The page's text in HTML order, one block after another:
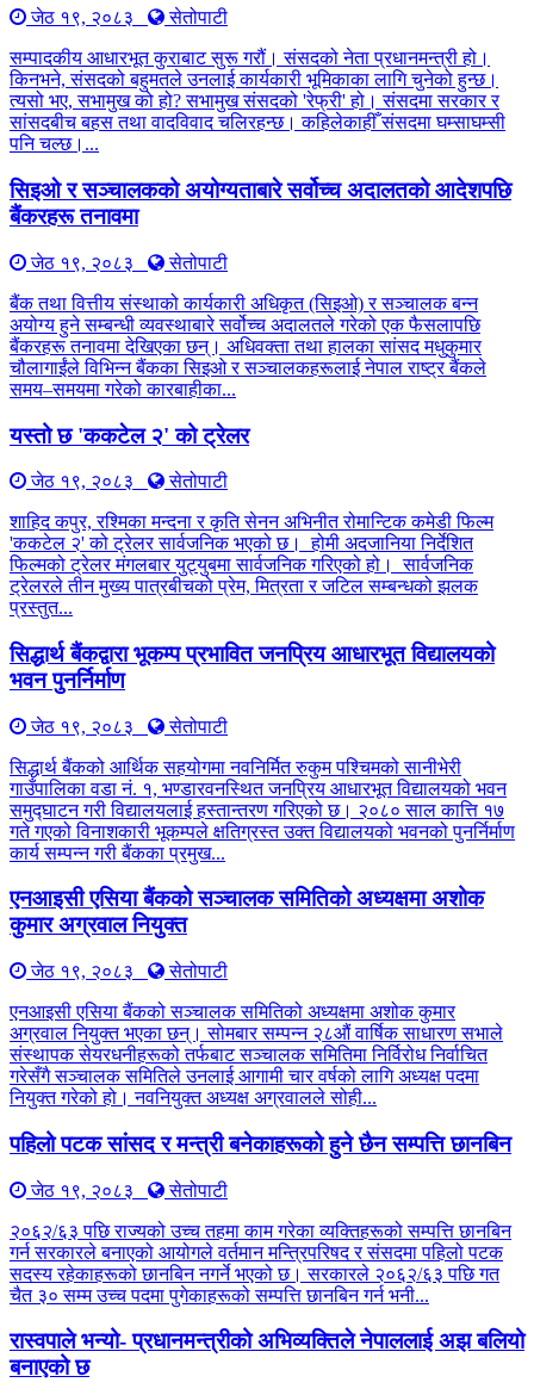
जेठ १९, २०८३
सेतोपाटी
सम्पादकीय आधारभूत कुराबाट सुरू गरौं। संसदको नेता प्रधानमन्त्री हो।
किनभने, संसदको बहुमतले उनलाई कार्यकारी भूमिकाका लागि चुनेको हुन्छ।
त्यसो भए, सभामुख को हो? सभामुख संसदको 'रेफ्री' हो। संसदमा सरकार र
सांसदबीच बहस तथा वादविवाद चलिरहन्छ। कहिलेकाहीँ संसदमा घम्साघम्सी
पनि चल्छ।...
सिइओ र सञ्चालकको अयोग्यताबारे सर्वोच्च अदालतको आदेशपछि
बैंकरहरू तनावमा
जेठ १९, २०८३
सेतोपाटी
बैंक तथा वित्तीय संस्थाको कार्यकारी अधिकृत (सिइओ) र सञ्चालक बन्न
अयोग्य हुने सम्बन्धी व्यवस्थाबारे सर्वोच्च अदालतले गरेको एक फैसलापछि
बैंकरहरू तनावमा देखिएका छन्। अधिवक्ता तथा हालका सांसद मधुकुमार
चौलागाईंले विभिन्न बैंकका सिइओ र सञ्चालकहरूलाई नेपाल राष्ट्र बैंकले
समय–समयमा गरेको कारबाहीका...
यस्तो छ 'ककटेल २' को ट्रेलर
जेठ १९, २०८३
सेतोपाटी
शाहिद कपुर, रश्मिका मन्दना र कृति सेनन अभिनीत रोमान्टिक कमेडी फिल्म
'ककटेल २' को ट्रेलर सार्वजनिक भएको छ। होमी अदजानिया निर्देशित
फिल्मको ट्रेलर मंगलबार युट्युबमा सार्वजनिक गरिएको हो। सार्वजनिक
ट्रेलरले तीन मुख्य पात्रबीचको प्रेम, मित्रता र जटिल सम्बन्धको झलक
प्रस्तुत...
सिद्धार्थ बैंकद्वारा भूकम्प प्रभावित जनप्रिय आधारभूत विद्यालयको
भवन पुनर्निर्माण
जेठ १९, २०८३
सेतोपाटी
सिद्धार्थ बैंकको आर्थिक सहयोगमा नवनिर्मित रुकुम पश्चिमको सानीभेरी
गाउँपालिका वडा नं. १, भण्डारवनस्थित जनप्रिय आधारभूत विद्यालयको भवन
समुद्घाटन गरी विद्यालयलाई हस्तान्तरण गरिएको छ। २०८० साल कात्ति १७
गते गएको विनाशकारी भूकम्पले क्षतिग्रस्त उक्त विद्यालयको भवनको पुनर्निर्माण
कार्य सम्पन्न गरी बैंकका प्रमुख...
एनआइसी एसिया बैंकको सञ्चालक समितिको अध्यक्षमा अशोक
कुमार अग्रवाल नियुक्त
जेठ १९, २०८३
सेतोपाटी
एनआइसी एसिया बैंकको सञ्चालक समितिको अध्यक्षमा अशोक कुमार
अग्रवाल नियुक्त भएका छन्। सोमबार सम्पन्न २८औं वार्षिक साधारण सभाले
संस्थापक सेयरधनीहरूको तर्फबाट सञ्चालक समितिमा निर्विरोध निर्वाचित
गरेसँगै सञ्चालक समितिले उनलाई आगामी चार वर्षको लागि अध्यक्ष पदमा
नियुक्त गरेको हो। नवनियुक्त अध्यक्ष अग्रवालले सोही...
पहिलो पटक सांसद र मन्त्री बनेकाहरूको हुने छैन सम्पत्ति छानबिन
जेठ १९, २०८३
सेतोपाटी
२०६२/६३ पछि राज्यको उच्च तहमा काम गरेका व्यक्तिहरूको सम्पत्ति छानबिन
गर्न सरकारले बनाएको आयोगले वर्तमान मन्त्रिपरिषद र संसदमा पहिलो पटक
सदस्य रहेकाहरूको छानबिन नगर्ने भएको छ। सरकारले २०६२/६३ पछि गत
चैत ३० सम्म उच्च पदमा पुगेकाहरूको सम्पत्ति छानबिन गर्न भनी...
रास्वपाले भन्यो- प्रधानमन्त्रीको अभिव्यक्तिले नेपाललाई अझ बलियो
बनाएको छ